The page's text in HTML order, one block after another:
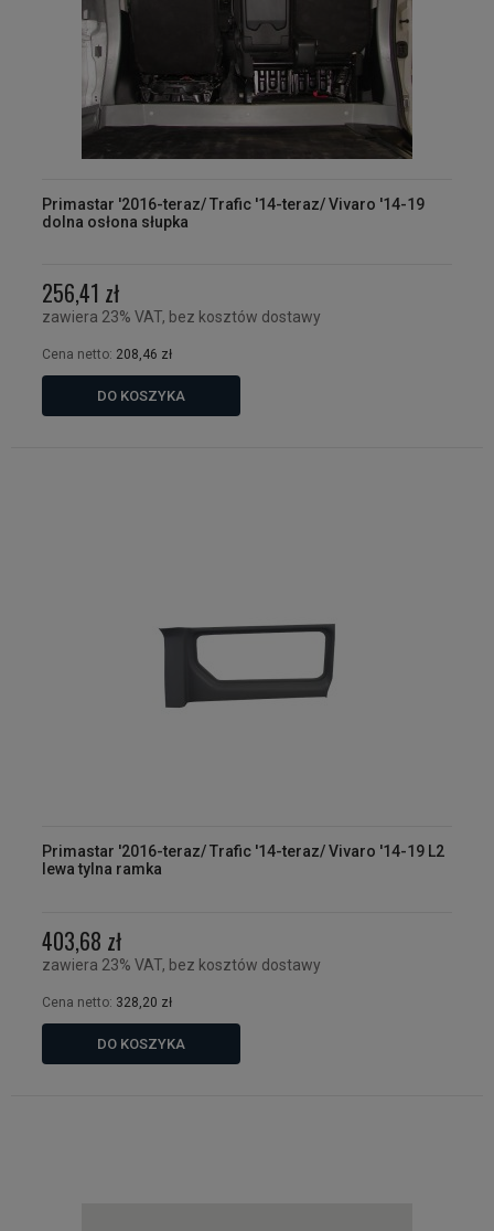
Primastar '2016-teraz/ Trafic '14-teraz/ Vivaro '14-19
dolna osłona słupka
256,41 zł
zawiera 23% VAT, bez kosztów dostawy
Cena netto: 208,46 zł
DO KOSZYKA
Primastar '2016-teraz/ Trafic '14-teraz/ Vivaro '14-19 L2
lewa tylna ramka
403,68 zł
zawiera 23% VAT, bez kosztów dostawy
Cena netto: 328,20 zł
DO KOSZYKA